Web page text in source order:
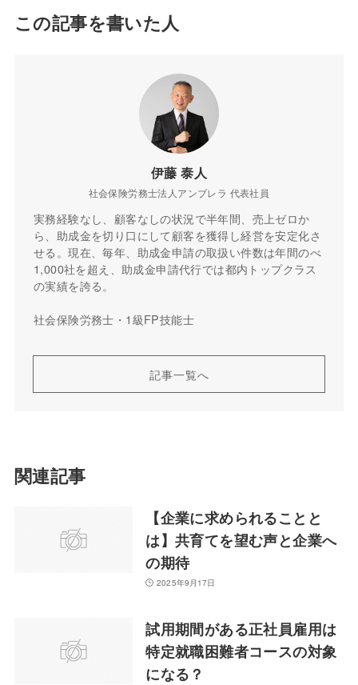
この記事を書いた人
伊藤 泰人
社会保険労務士法人アンブレラ 代表社員
実務経験なし、顧客なしの状況で半年間、売上ゼロか
ら、助成金を切り口にして顧客を獲得し経営を安定化さ
せる。現在、毎年、助成金申請の取扱い件数は年間のべ
1,000社を超え、助成金申請代行では都内トップクラス
の実績を誇る。
社会保険労務士・1級FP技能士
記事一覧へ
関連記事
【企業に求められることと
は】共育てを望む声と企業へ
の期待
2025年9月17日
試用期間がある正社員雇用は
特定就職困難者コースの対象
になる？